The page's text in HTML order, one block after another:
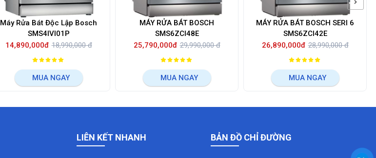
Máy Rửa Bát Độc Lập Bosch
SMS4IVI01P
14,890,000đ 18,990,000 đ
MUA NGAY
MÁY RỬA BÁT BOSCH
SMS6ZCI48E
25,790,000đ 29,990,000 đ
MUA NGAY
MÁY RỬA BÁT BOSCH SERI 6
SMS6ZCI42E
26,890,000đ 28,990,000 đ
MUA NGAY
LIÊN KẾT NHANH BẢN ĐỒ CHỈ ĐƯỜNG